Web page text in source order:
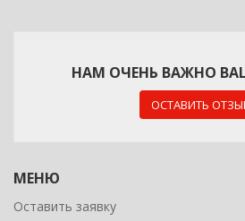
НАМ ОЧЕНЬ ВАЖНО
ОСТАВИТЬ
МЕНЮ
Оставить заявку